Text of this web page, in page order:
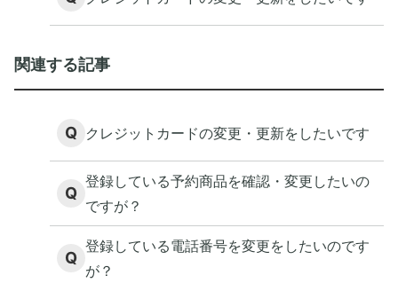
関連する記事
Q クレジットカードの変更・更新をしたいです
Q
登録している予約商品を確認・変更したいの
ですが？
Q
登録している電話番号を変更をしたいのです
が？